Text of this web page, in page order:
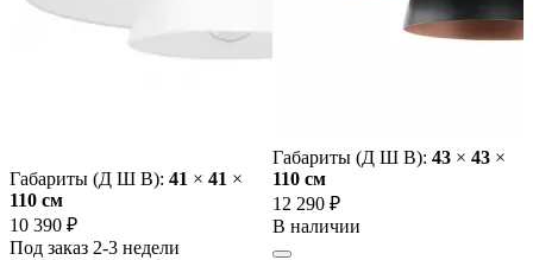
Габариты (Д Ш В): 41 × 41 ×
110 cм
10 390 ₽
Под заказ 2-3 недели
Габариты (Д Ш В): 43 × 43 ×
110 cм
12 290 ₽
В наличии